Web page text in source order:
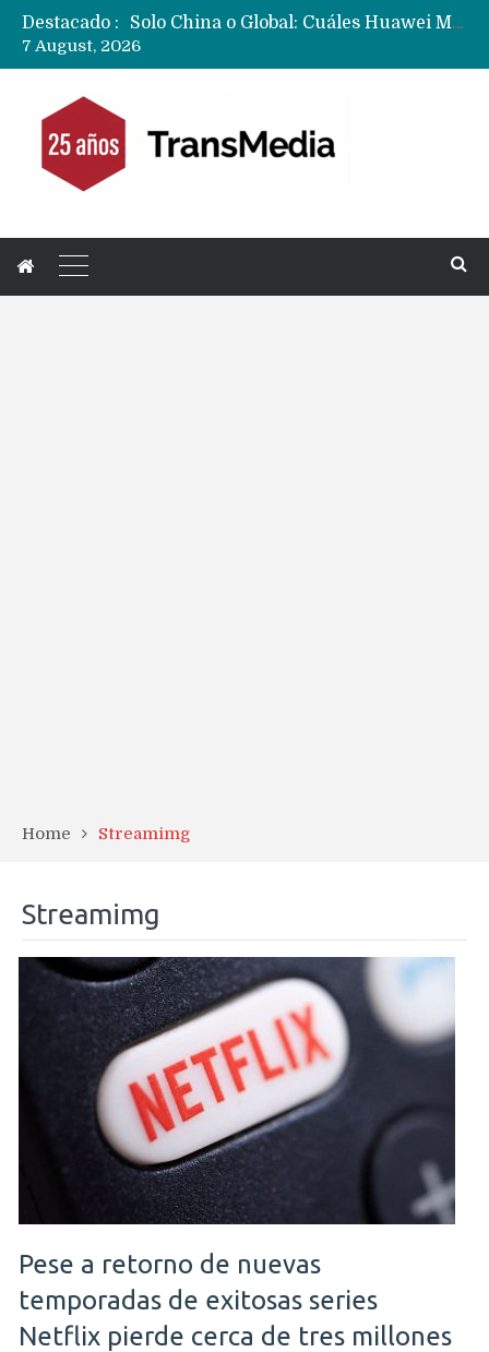
Destacado :
Data Centers de Huawei en Chile, México, Brasil,Perú y Argentina podrían verse afectados por arremetida de EE.UU
7 August, 2026
Home Streamimg
Streamimg
Pese a retorno de nuevas
temporadas de exitosas series
Netflix pierde cerca de tres millones